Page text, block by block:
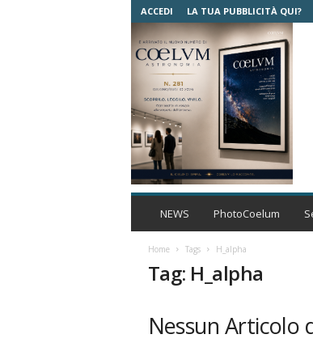
ACCEDI LA TUA PUBBLICITÀ QUI?
C
t
NEWS PhotoCoelum
Home Tags H_alpha
Tag: H_alpha
Nessun Articolo